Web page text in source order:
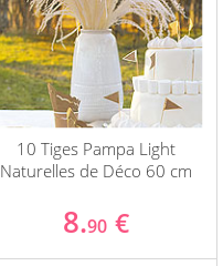
10 Tiges Pampa Light
Naturelles de Déco 60 cm
8.90 €